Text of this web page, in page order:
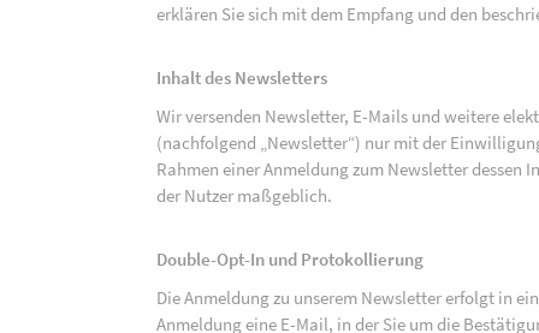
erklären Sie sich mit dem Empfang und den
Inhalt des Newsletters
Wir versenden Newsletter, E-Mails und weitere
(nachfolgend „Newsletter“) nur mit der
Rahmen einer Anmeldung zum Newsletter
der Nutzer maßgeblich.
Double-Opt-In und Protokollierung
Die Anmeldung zu unserem Newsletter erfolgt in
Anmeldung eine E-Mail, in der Sie um die